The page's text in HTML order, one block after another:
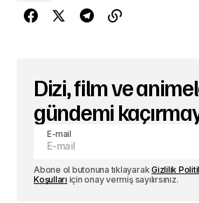
Dizi, film ve
gündemi
E-mail
Abone ol butonuna tıklayarakGizlilik
Koşulları için onay vermiş sayılırsınız.